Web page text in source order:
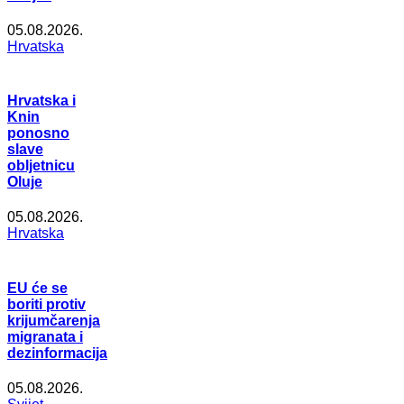
05.08.2026.
Hrvatska
Hrvatska i
Knin
ponosno
slave
obljetnicu
Oluje
05.08.2026.
Hrvatska
EU će se
boriti protiv
krijumčarenja
migranata i
dezinformacija
05.08.2026.